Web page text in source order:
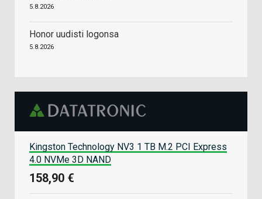
5.8.2026
Honor uudisti logonsa
5.8.2026
Kingston Technology NV3 1 TB M.2 PCI Express
4.0 NVMe 3D NAND
158,90 €